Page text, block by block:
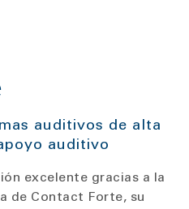
auditivos de alta
auditivo
excelente gracias a la
de Contact Forte, su